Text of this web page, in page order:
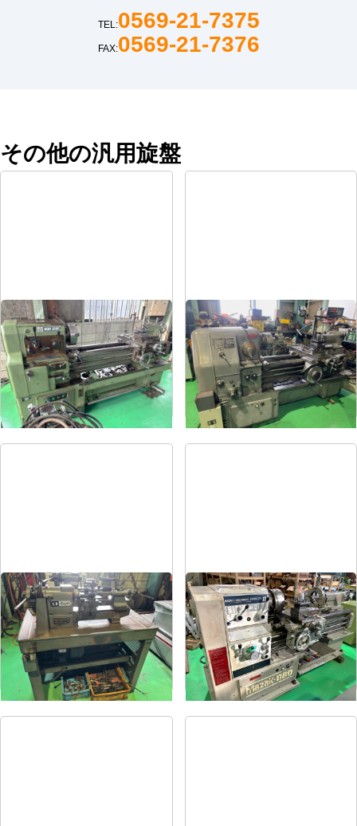
TEL:0569-21-7375
FAX:0569-21-7376
その他の汎用旋盤
8尺旋盤
メーカー 森精機
形 式MS-1250
年 式-
6尺旋盤
メーカー オークマ
形 式LS-800
年 式1986
卓上旋盤
メーカー エグロ
形 式LB8-4B
式1973
6尺旋盤
メーカー マザック
形 式MK-860S
年 式1989